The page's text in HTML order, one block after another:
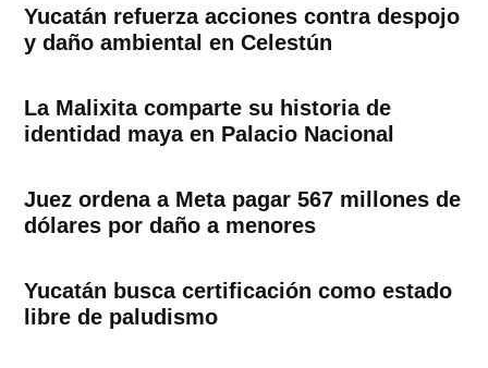
Yucatán refuerza acciones contra despojo
y daño ambiental en Celestún
La Malixita comparte su historia de
identidad maya en Palacio Nacional
Juez ordena a Meta pagar 567 millones de
dólares por daño a menores
Yucatán busca certificación como estado
libre de paludismo